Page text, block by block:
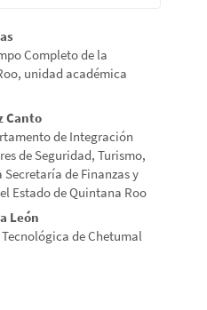
Completo de la
unidad académica
Canto
de Integración
de Seguridad, Turismo,
de Finanzas y
Estado de Quintana Roo
León
de Chetumal